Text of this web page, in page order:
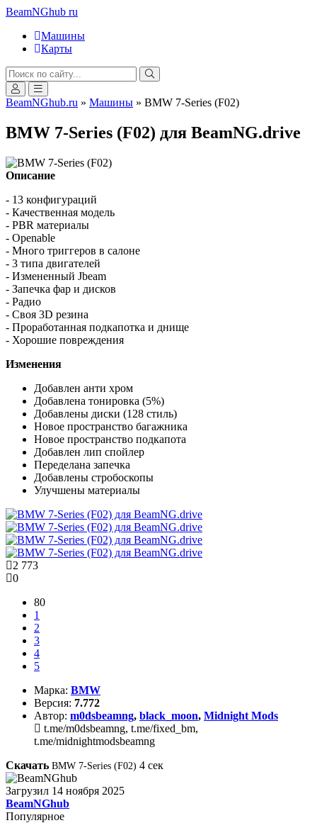
BeamNGhub ru
Машины
Карты
BeamNGhub.ru » Машины » BMW 7-Series (F02)
BMW 7-Series (F02) для BeamNG.drive
Описание
- 13 конфигураций
- Качественная модель
- PBR материалы
- Openable
- Много триггеров в салоне
- 3 типа двигателей
- Измененный Jbeam
- Запечка фар и дисков
- Радио
- Своя 3D резина
- Проработанная подкапотка и днище
- Хорошие повреждения
Изменения
Добавлен анти хром
Добавлена тонировка (5%)
Добавлены диски (128 стиль)
Новое пространство багажника
Новое пространство подкапота
Добавлен лип спойлер
Переделана запечка
Добавлены стробоскопы
Улучшены материалы
2 773
0
80
1
2
3
4
5
Марка: BMW
Версия: 7.772
Автор: m0dsbeamng, black_moon, Midnight Mods
t.me/m0dsbeamng, t.me/fixed_bm,
t.me/midnightmodsbeamng
Скачать BMW 7-Series (F02) 4 сек
Загрузил 14 ноября 2025
BeamNGhub
Популярное